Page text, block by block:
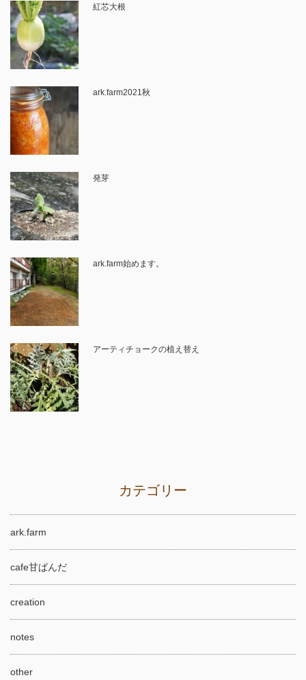
紅芯大根
ark.farm2021秋
発芽
ark.farm始めます。
アーティチョークの植え替え
カテゴリー
ark.farm
cafe甘ぱんだ
creation
notes
other